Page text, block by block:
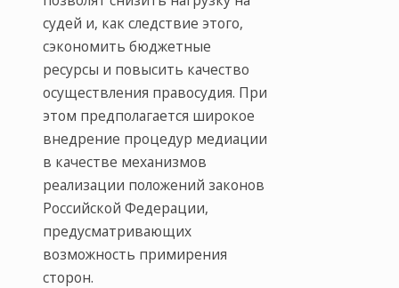
судей и, как следствие этого,
сэкономить бюджетные
ресурсы и повысить качество
осуществления правосудия. При
этом предполагается широкое
внедрение процедур медиации
в качестве механизмов
реализации положений законов
Российской Федерации,
предусматривающих
возможность примирения
сторон.